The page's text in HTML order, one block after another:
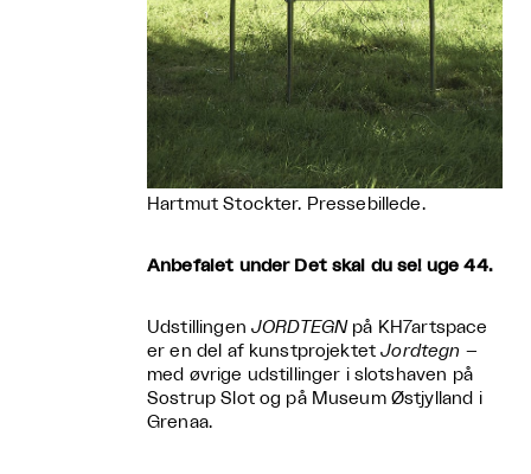
Hartmut Stockter. Pressebillede.
Anbefalet under Det skal du se! uge 44.
Udstillingen JORDTEGN på KH7artspace
er en del af kunstprojektetJordtegn –
med øvrige udstillinger i slotshaven på
Sostrup Slot og på Museum Østjylland i
Grenaa.